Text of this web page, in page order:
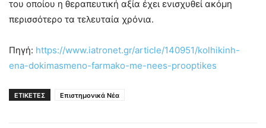
του οποίου η θεραπευτική αξία έχει ενισχυθεί ακόμη
περισσότερο τα τελευταία χρόνια.
Πηγή: https://www.iatronet.gr/article/140951/kolhikinh-
ena-dokimasmeno-farmako-me-nees-prooptikes
ΕΤΙΚΕΤΕΣ Επιστημονικά Νέα